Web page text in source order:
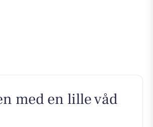
med en lille våd